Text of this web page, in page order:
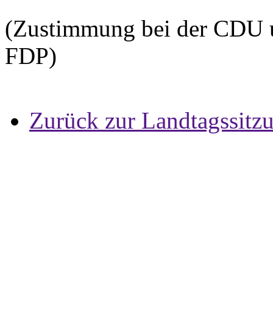
(Zustimmung bei der CDU
FDP)
Zurück zur